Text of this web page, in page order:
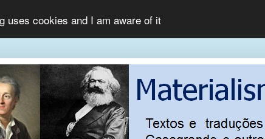
uses cookies and I am aware of it